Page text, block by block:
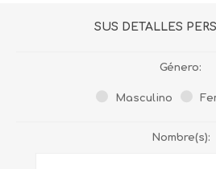
SUS DETALLES
Género:
Masculino
Nombre(s):